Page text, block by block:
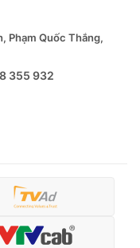
Phạm Quốc Thắng,
355 932